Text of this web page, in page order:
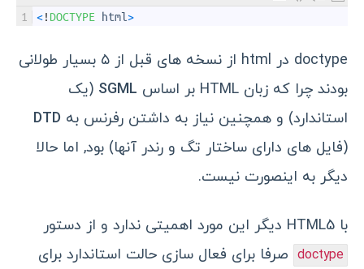
1 <! DOCTYPE html>
doctype در html از نسخه های قبل از ۵ بسیار طولانی
بودند چرا که زبان HTML بر اساس
SGML (یک
استاندارد) و همچنین نیاز به داشتن رفرنس به DTD
(فایل های دارای ساختار تگ و رندر آنها) بود, اما حالا
دیگر به اینصورت نیست.
با HTML5 دیگر این مورد اهمیتی ندارد و از دستور
doctype صرفا برای فعال سازی حالت استاندارد برای